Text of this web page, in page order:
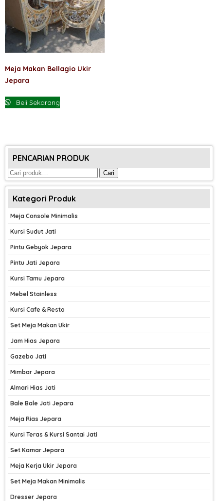
Meja Makan Bellagio Ukir
Jepara
Beli Sekarang
PENCARIAN PRODUK
Pencarian
untuk:
Cari
Kategori Produk
Meja Console Minimalis
Kursi Sudut Jati
Pintu Gebyok Jepara
Pintu Jati Jepara
Kursi Tamu Jepara
Mebel Stainless
Kursi Cafe & Resto
Set Meja Makan Ukir
Jam Hias Jepara
Gazebo Jati
Mimbar Jepara
Almari Hias Jati
Bale Bale Jati Jepara
Meja Rias Jepara
Kursi Teras & Kursi Santai Jati
Set Kamar Jepara
Meja Kerja Ukir Jepara
Set Meja Makan Minimalis
Dresser Jepara